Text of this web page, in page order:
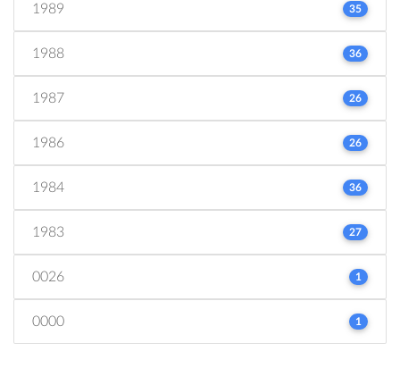
1989 35
1988 36
1987 26
1986 26
1984 36
1983 27
0026 1
0000 1